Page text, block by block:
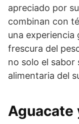
apreciado por
combinan con
una experiencia
frescura del
no solo el sabor
alimentaria del
Aguacate